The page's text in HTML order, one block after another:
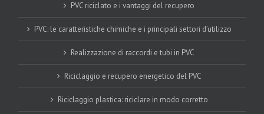
PVC riciclato e i vantaggi del recupero
PVC: le caratteristiche chimiche e i principali settori d’utilizzo
Realizzazione di raccordi e tubi in PVC
Riciclaggio e recupero energetico del PVC
Riciclaggio plastica: riciclare in modo corretto